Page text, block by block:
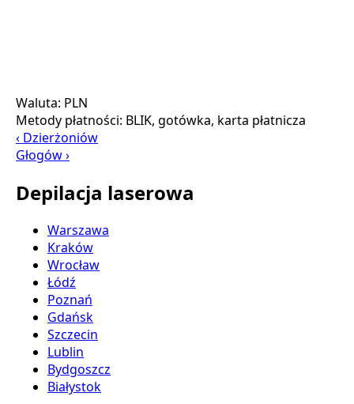
Waluta: PLN
Metody płatności: BLIK, gotówka, karta płatnicza
‹ Dzierżoniów
Głogów ›
Depilacja laserowa
Warszawa
Kraków
Wrocław
Łódź
Poznań
Gdańsk
Szczecin
Lublin
Bydgoszcz
Białystok